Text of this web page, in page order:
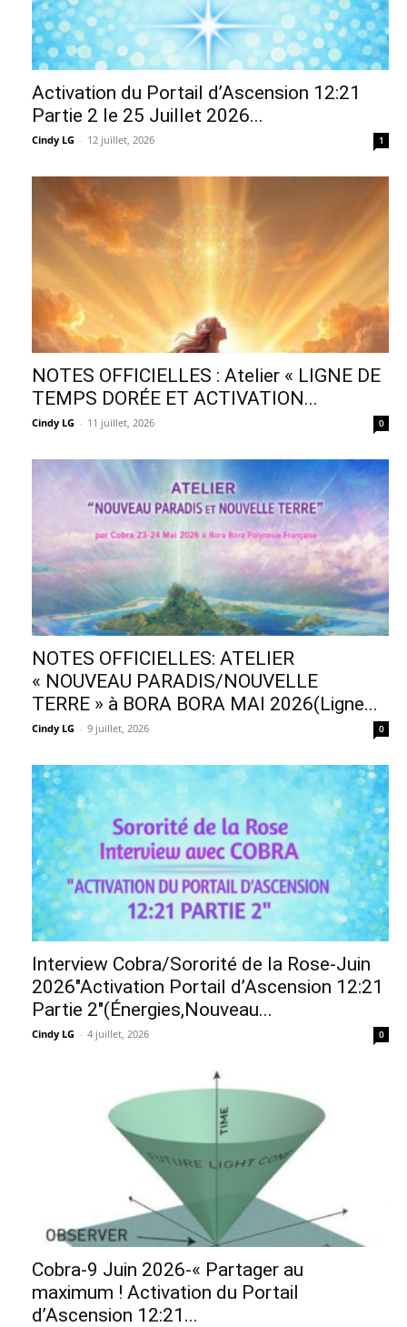
Activation du Portail d’Ascension 12:21
Partie 2 le 25 Juillet 2026...
Cindy LG - 12 juillet, 2026 1
NOTES OFFICIELLES : Atelier « LIGNE DE
TEMPS DORÉE ET ACTIVATION...
Cindy LG - 11 juillet, 2026 0
NOTES OFFICIELLES: ATELIER
« NOUVEAU PARADIS/NOUVELLE
TERRE » à BORA BORA MAI 2026(Ligne...
Cindy LG - 9 juillet, 2026 0
Interview Cobra/Sororité de la Rose-Juin
2026″Activation Portail d’Ascension 12:21
Partie 2″(Énergies,Nouveau...
Cindy LG - 4 juillet, 2026 0
Cobra-9 Juin 2026-« Partager au
maximum ! Activation du Portail
d’Ascension 12:21...